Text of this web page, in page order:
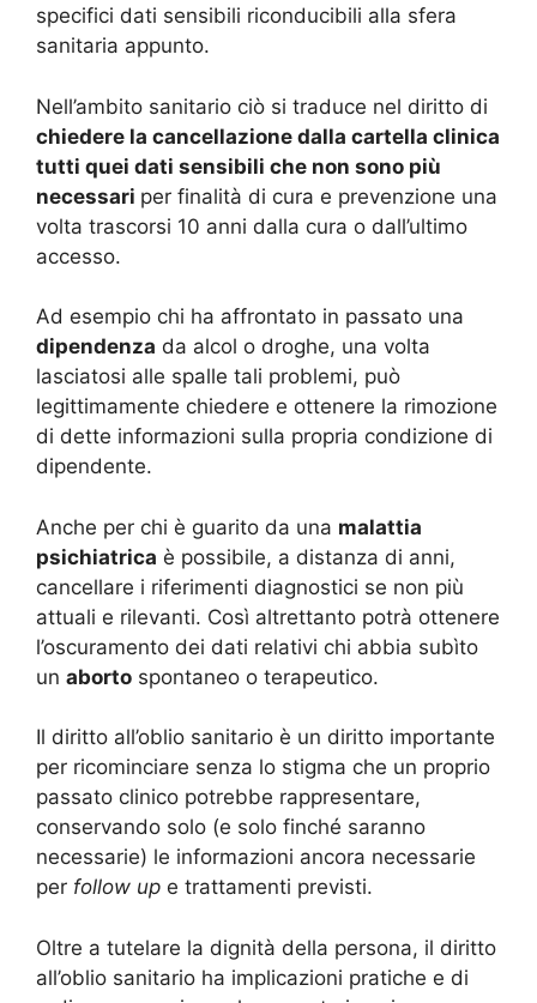
specifici dati sensibili riconducibili alla sfera
sanitaria appunto.
Nell’ambito sanitario ciò si traduce nel diritto di
chiedere la cancellazione dalla cartella clinica
tutti quei dati sensibili che non sono più
necessari per finalità di cura e prevenzione una
volta trascorsi 10 anni dalla cura o dall’ultimo
accesso.
Ad esempio chi ha affrontato in passato una
dipendenza da alcol o droghe, una volta
lasciatosi alle spalle tali problemi, può
legittimamente chiedere e ottenere la rimozione
di dette informazioni sulla propria condizione di
dipendente.
Anche per chi è guarito da una malattia
psichiatrica è possibile, a distanza di anni,
cancellare i riferimenti diagnostici se non più
attuali e rilevanti. Così altrettanto potrà ottenere
l’oscuramento dei dati relativi chi abbia subìto
un aborto spontaneo o terapeutico.
Il diritto all’oblio sanitario è un diritto importante
per ricominciare senza lo stigma che un proprio
passato clinico potrebbe rappresentare,
conservando solo (e solo finché saranno
necessarie) le informazioni ancora necessarie
per follow up e trattamenti previsti.
Oltre a tutelare la dignità della persona, il diritto
all’oblio sanitario ha implicazioni pratiche e di